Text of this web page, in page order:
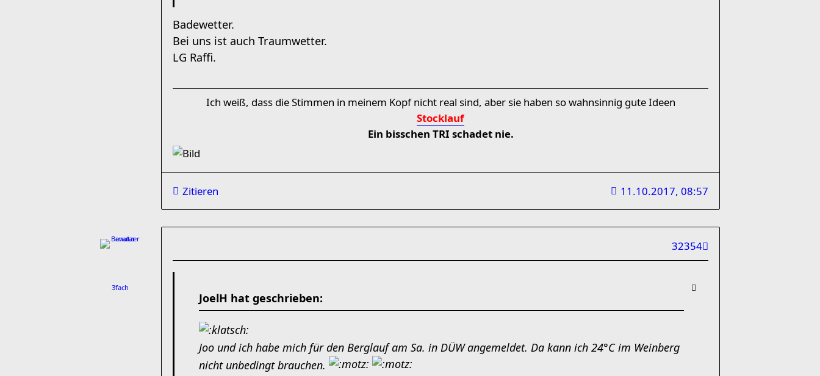
Badewetter.
Bei uns ist auch Traumwetter.
LG Raffi.
Ich weiß, dass die Stimmen in meinem Kopf nicht real sind, aber sie haben so wahnsinnig gute Ideen
Stocklauf
Ein bisschen TRI schadet nie.
Zitieren 11.10.2017, 08:57
3fach
32354
JoelH hat geschrieben:
Joo und ich habe mich für den Berglauf am Sa. in DÜW angemeldet. Da kann ich 24°C im Weinberg
nicht unbedingt brauchen.